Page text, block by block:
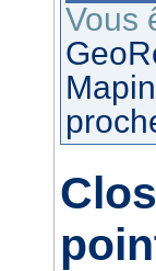
Vous